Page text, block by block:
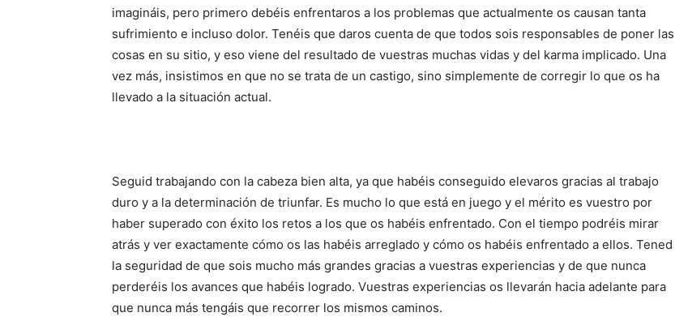
imagináis, pero primero debéis enfrentaros a los problemas que actualmente os causan tanta
sufrimiento e incluso dolor. Tenéis que daros cuenta de que todos sois responsables de poner las
cosas en su sitio, y eso viene del resultado de vuestras muchas vidas y del karma implicado. Una
vez más, insistimos en que no se trata de un castigo, sino simplemente de corregir lo que os ha
llevado a la situación actual.
Seguid trabajando con la cabeza bien alta, ya que habéis conseguido elevaros gracias al trabajo
duro y a la determinación de triunfar. Es mucho lo que está en juego y el mérito es vuestro por
haber superado con éxito los retos a los que os habéis enfrentado. Con el tiempo podréis mirar
atrás y ver exactamente cómo os las habéis arreglado y cómo os habéis enfrentado a ellos. Tened
la seguridad de que sois mucho más grandes gracias a vuestras experiencias y de que nunca
perderéis los avances que habéis logrado. Vuestras experiencias os llevarán hacia adelante para
que nunca más tengáis que recorrer los mismos caminos.